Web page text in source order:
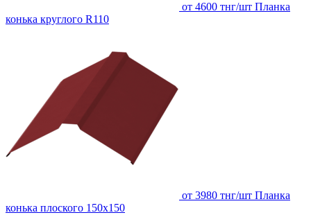
от 4600 тнг/шт Планка
конька круглого R110
от 3980 тнг/шт Планка
конька плоского 150х150